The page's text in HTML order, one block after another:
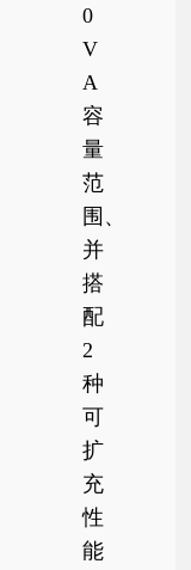
0
V
A
容
量
范
围、
并
搭
配
2
种
可
扩
充
性
能